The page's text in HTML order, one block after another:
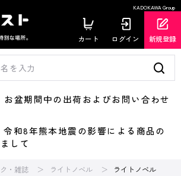
KADOKAWA Group
カート ログイン 新規登録
盆期間中の出荷およびお問い合わせ
和8年熊本地震の影響による商品の
して
・雑誌 ライトノベル ライトノベル